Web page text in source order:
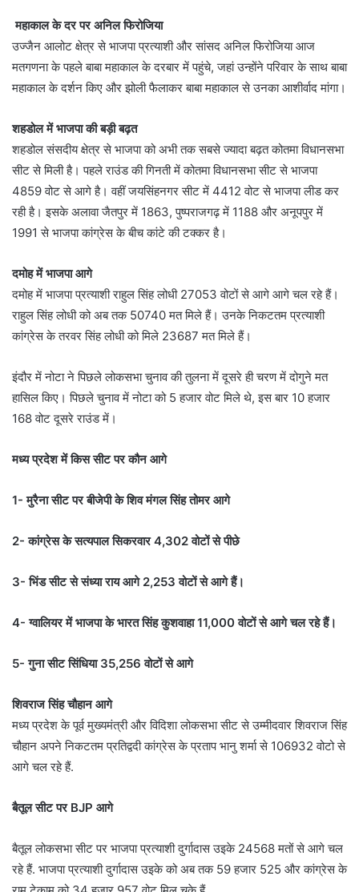
महाकाल के दर पर अनिल फिरोजिया
उज्जैन आलोट क्षेत्र से भाजपा प्रत्याशी और सांसद अनिल फिरोजिया आज
मतगणना के पहले बाबा महाकाल के दरबार में पहुंचे, जहां उन्होंने परिवार के साथ बाबा
महाकाल के दर्शन किए और झोली फैलाकर बाबा महाकाल से उनका आशीर्वाद मांगा।
शहडोल में भाजपा की बड़ी बढ़त
शहडोल संसदीय क्षेत्र से भाजपा को अभी तक सबसे ज्यादा बढ़त कोतमा विधानसभा
सीट से मिली है। पहले राउंड की गिनती में कोतमा विधानसभा सीट से भाजपा
4859 वोट से आगे है। वहीं जयसिंहनगर सीट में 4412 वोट से भाजपा लीड कर
रही है। इसके अलावा जैतपुर में 1863, पुष्पराजगढ़ में 1188 और अनूपपुर में
1991 से भाजपा कांग्रेस के बीच कांटे की टक्कर है।
दमोह में भाजपा आगे
दमोह में भाजपा प्रत्याशी राहुल सिंह लोधी 27053 वोटों से आगे आगे चल रहे हैं।
राहुल सिंह लोधी को अब तक 50740 मत मिले हैं। उनके निकटतम प्रत्याशी
कांग्रेस के तरवर सिंह लोधी को मिले 23687 मत मिले हैं।
इंदौर में नोटा ने पिछले लोकसभा चुनाव की तुलना में दूसरे ही चरण में दोगुने मत
हासिल किए। पिछले चुनाव में नोटा को 5 हजार वोट मिले थे, इस बार 10 हजार
168 वोट दूसरे राउंड में।
मध्य प्रदेश में किस सीट पर कौन आगे
1- मुरैना सीट पर बीजेपी के शिव मंगल सिंह तोमर आगे
2- कांग्रेस के सत्यपाल सिकरवार 4,302 वोटों से पीछे
3- भिंड सीट से संध्या राय आगे 2,253 वोटों से आगे हैं।
4- ग्वालियर में भाजपा के भारत सिंह कुशवाहा 11,000 वोटों से आगे चल रहे हैं।
5- गुना सीट सिंधिया 35,256 वोटों से आगे
शिवराज सिंह चौहान आगे
मध्य प्रदेश के पूर्व मुख्यमंत्री और विदिशा लोकसभा सीट से उम्मीदवार शिवराज सिंह
चौहान अपने निकटतम प्रतिद्वदी कांग्रेस के प्रताप भानु शर्मा से 106932 वोटो से
आगे चल रहे हैं.
बैतूल सीट पर BJP आगे
बैतूल लोकसभा सीट पर भाजपा प्रत्याशी दुर्गादास उइके 24568 मतों से आगे चल
रहे हैं. भाजपा प्रत्याशी दुर्गादास उइके को अब तक 59 हजार 525 और कांग्रेस के